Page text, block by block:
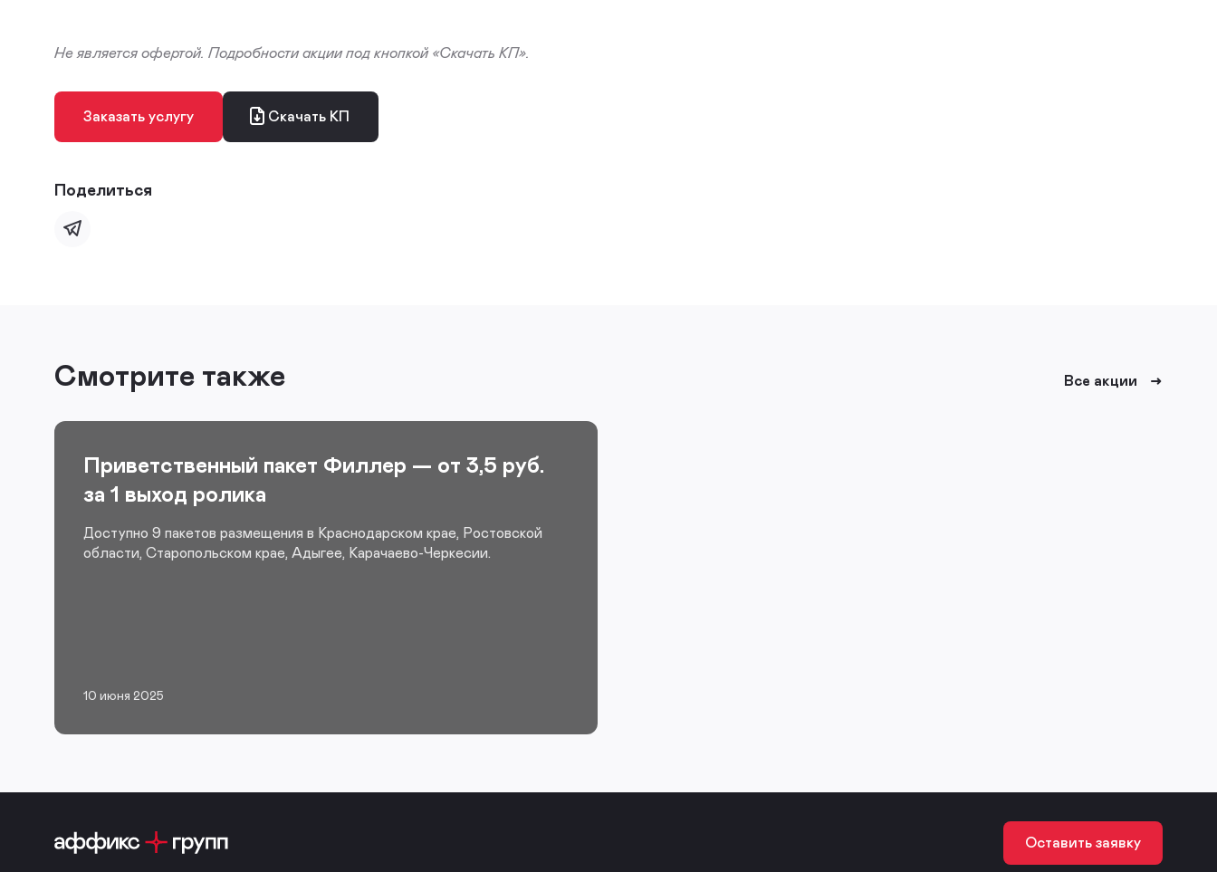
Не является офертой. Подробности акции под кнопкой «Скачать КП».
Заказать услугу Скачать КП
Поделиться
Смотрите также Все акции
Приветственный пакет Филлер — от 3,5 руб.
за 1 выход ролика
Доступно 9 пакетов размещения в Краснодарском крае, Ростовской
области, Старопольском крае, Адыгее, Карачаево-Черкесии.
10 июня 2025
Оставить заявку